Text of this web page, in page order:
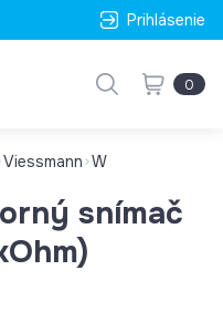
Prihlásenie
0
Viessmann W
snímač